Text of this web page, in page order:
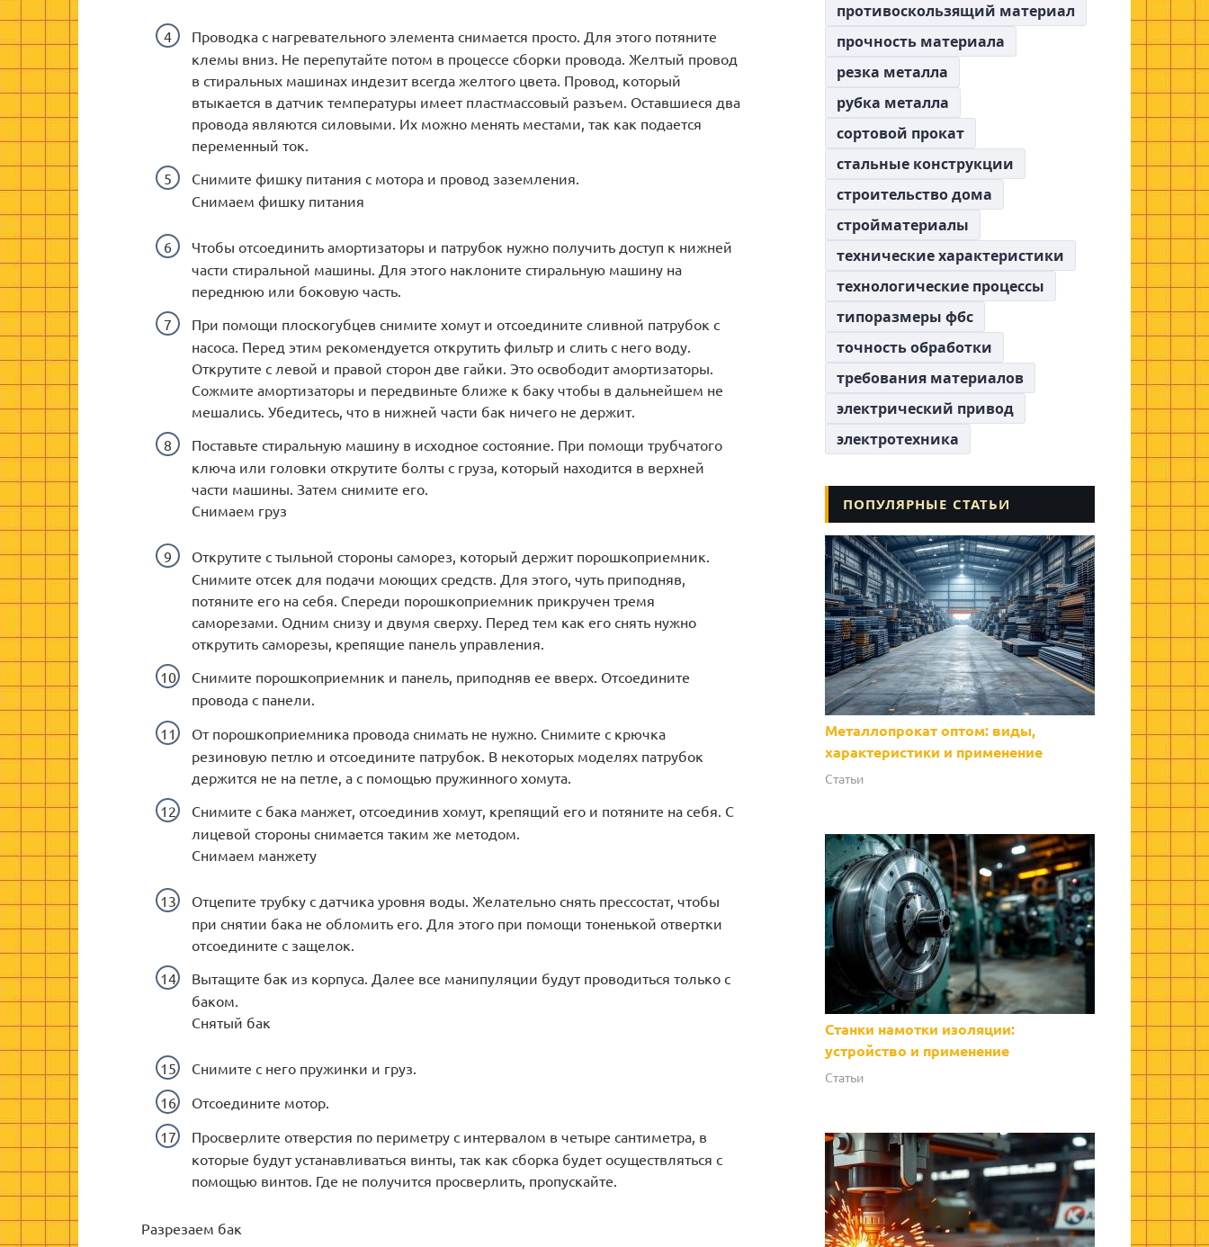
Проводка с нагревательного элемента снимается просто. Для этого потяните
клемы вниз. Не перепутайте потом в процессе сборки провода. Желтый провод
в стиральных машинах индезит всегда желтого цвета. Провод, который
втыкается в датчик температуры имеет пластмассовый разъем. Оставшиеся два
провода являются силовыми. Их можно менять местами, так как подается
переменный ток.
Снимите фишку питания с мотора и провод заземления.
Снимаем фишку питания
Чтобы отсоединить амортизаторы и патрубок нужно получить доступ к нижней
части стиральной машины. Для этого наклоните стиральную машину на
переднюю или боковую часть.
При помощи плоскогубцев снимите хомут и отсоедините сливной патрубок с
насоса. Перед этим рекомендуется открутить фильтр и слить с него воду.
Открутите с левой и правой сторон две гайки. Это освободит амортизаторы.
Сожмите амортизаторы и передвиньте ближе к баку чтобы в дальнейшем не
мешались. Убедитесь, что в нижней части бак ничего не держит.
Поставьте стиральную машину в исходное состояние. При помощи трубчатого
ключа или головки открутите болты с груза, который находится в верхней
части машины. Затем снимите его.
Снимаем груз
Открутите с тыльной стороны саморез, который держит порошкоприемник.
Снимите отсек для подачи моющих средств. Для этого, чуть приподняв,
потяните его на себя. Спереди порошкоприемник прикручен тремя
саморезами. Одним снизу и двумя сверху. Перед тем как его снять нужно
открутить саморезы, крепящие панель управления.
Снимите порошкоприемник и панель, приподняв ее вверх. Отсоедините
провода с панели.
От порошкоприемника провода снимать не нужно. Снимите с крючка
резиновую петлю и отсоедините патрубок. В некоторых моделях патрубок
держится не на петле, а с помощью пружинного хомута.
Снимите с бака манжет, отсоединив хомут, крепящий его и потяните на себя. С
лицевой стороны снимается таким же методом.
Снимаем манжету
Отцепите трубку с датчика уровня воды. Желательно снять прессостат, чтобы
при снятии бака не обломить его. Для этого при помощи тоненькой отвертки
отсоедините с защелок.
Вытащите бак из корпуса. Далее все манипуляции будут проводиться только с
баком.
Снятый бак
Снимите с него пружинки и груз.
Отсоедините мотор.
Просверлите отверстия по периметру с интервалом в четыре сантиметра, в
которые будут устанавливаться винты, так как сборка будет осуществляться с
помощью винтов. Где не получится просверлить, пропускайте.
Разрезаем бак
противоскользящий материал
прочность материала
резка металла
рубка металла
сортовой прокат
стальные конструкции
строительство дома
стройматериалы
технические характеристики
технологические процессы
типоразмеры фбс
точность обработки
требования материалов
электрический привод
электротехника
ПОПУЛЯРНЫЕ СТАТЬИ
Металлопрокат оптом: виды,
характеристики и применение
Статьи
Станки намотки изоляции:
устройство и применение
Статьи